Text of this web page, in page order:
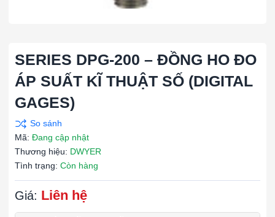
SERIES DPG-200 – ĐỒNG HO ĐO
ÁP SUẤT KĨ THUẬT SỐ (DIGITAL
GAGES)
Mã: Đang cập nhật
Thương hiệu: DWYER
Tình trạng: Còn hàng
Giá: Liên hệ